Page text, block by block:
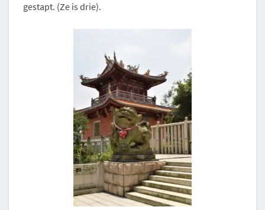
gestapt. (Ze is drie).